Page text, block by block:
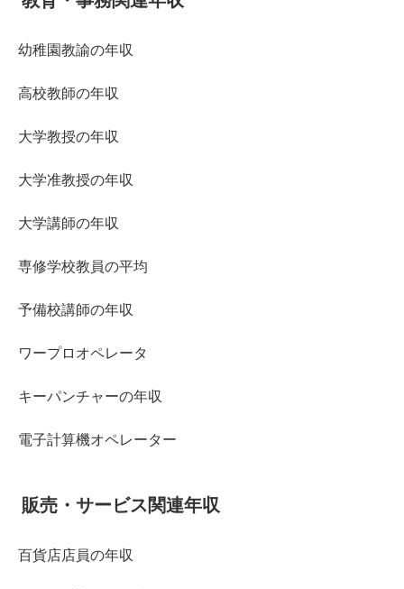
幼稚園教諭の年収
高校教師の年収
大学教授の年収
大学准教授の年収
大学講師の年収
専修学校教員の平均
予備校講師の年収
ワープロオペレータ
キーパンチャーの年収
電子計算機オペレーター
販売・サービス関連年収
百貨店店員の年収